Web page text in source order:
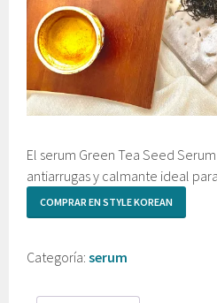
El serum Green Tea Seed
antiarrugas y calmante ideal
COMPRAR EN STYLE KOREAN
Categoría:serum